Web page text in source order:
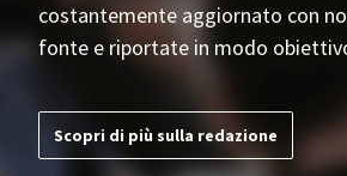
costantemente aggiornato con
fonte e riportate in modo
Scopri di più sulla redazione